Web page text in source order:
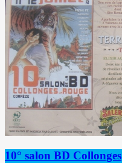
10° salon BD Collonges